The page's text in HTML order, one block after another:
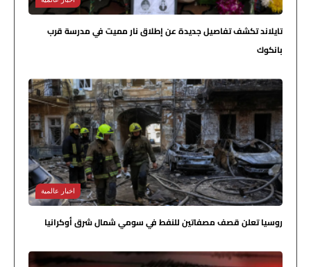
تايلاند تكشف تفاصيل جديدة عن إطلاق نار مميت في مدرسة قرب
بانكوك
اخبار عالمية
روسيا تعلن قصف مصفاتين للنفط في سومي شمال شرق أوكرانيا